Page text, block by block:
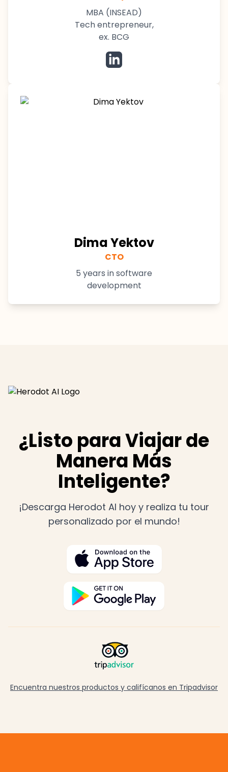
MBA (INSEAD)
Tech entrepreneur,
ex. BCG
Dima Yektov
CTO
5 years in software
development
¿Listo para Viajar de
Manera Más
Inteligente?
¡Descarga Herodot AI hoy y realiza tu tour
personalizado por el mundo!
Encuentra nuestros productos y califícanos en Tripadvisor